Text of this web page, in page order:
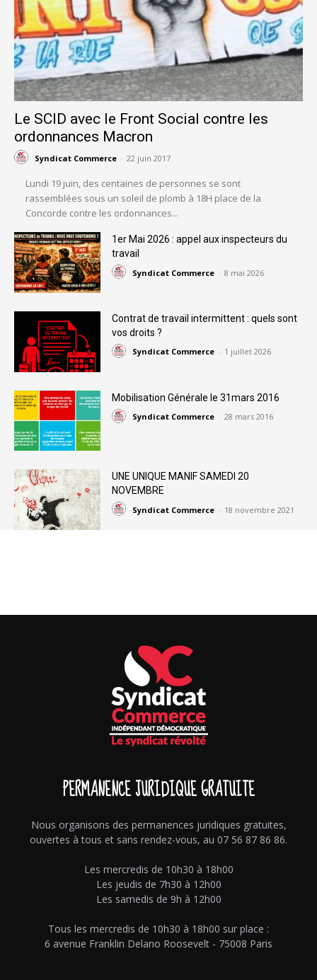
Le SCID avec le Front Social contre les
ordonnances Macron
Syndicat Commerce - 22 juin 2017
Lundi 19 juin, des centaines de personnes se sont
rassemblées sous un soleil de plomb à 18H place de la
Concorde contre les ordonnances...
1er Mai 2026 : appel aux inspecteurs du
travail
Syndicat Commerce - 8 mai 2026
Contrat de travail intermittent : quels sont
vos droits ?
Syndicat Commerce - 1 juillet 2026
Mobilisation Générale le 31mars 2016
Syndicat Commerce - 28 mars 2016
UNE UNIQUE MANIF SAMEDI 20
NOVEMBRE
Syndicat Commerce - 18 novembre 2021
PERMANENCE JURIDIQUE GRATUITE
Nous organisons des permanences juridiques gratuites,
ouvertes à tous et sans rendez-vous, au 07 56 87 86 86.
Les mercredis de 10h30 à 18h00
Les jeudis de 7h30 à 12h00
Les samedis de 9h à 12h00
Tous les mercredis de 10h30 à 18h00 sur place :
6 avenue Franklin Delano Roosevelt - 75008 Paris